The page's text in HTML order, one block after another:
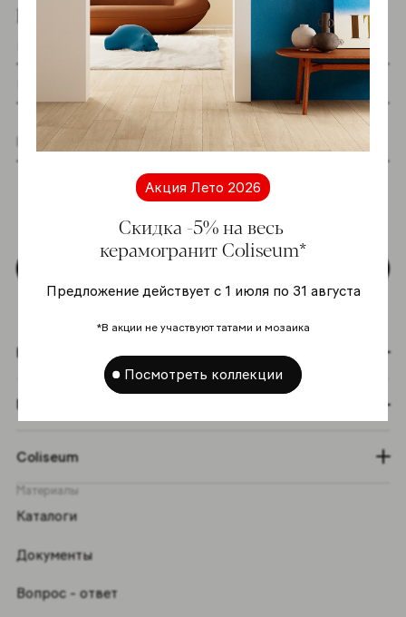
Акция Лето 2026
Скидка -5% на весь
керамогранит Coliseum*
Предложение действует с 1 июля по 31 августа
*В акции не участвуют татами и мозаика
Посмотреть коллекции
Подпишитесь на новостную рассылку
Я даю согласие на хранение и обработку
моих персональных данных согласно
Политике в отношении обработки
персональных данных*
Коллекции
Графический эффект
Coliseum
Материалы
Каталоги
Документы
Вопрос - ответ